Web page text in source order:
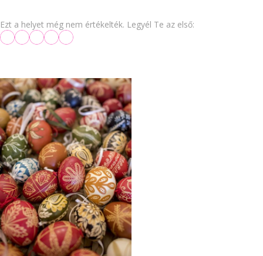
Ezt a helyet még nem értékelték. Legyél Te az első: